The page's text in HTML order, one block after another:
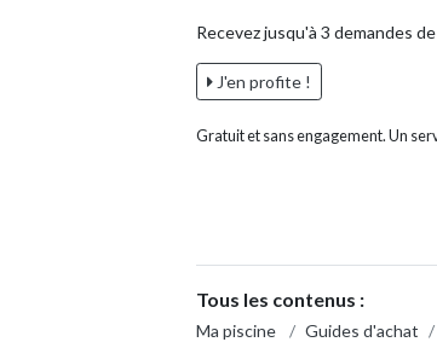
Recevez jusqu'à 3 demandes
J'en profite !
Gratuit et sans engagement. Un
Tous les contenus :
Ma piscine / Guides d'achat /